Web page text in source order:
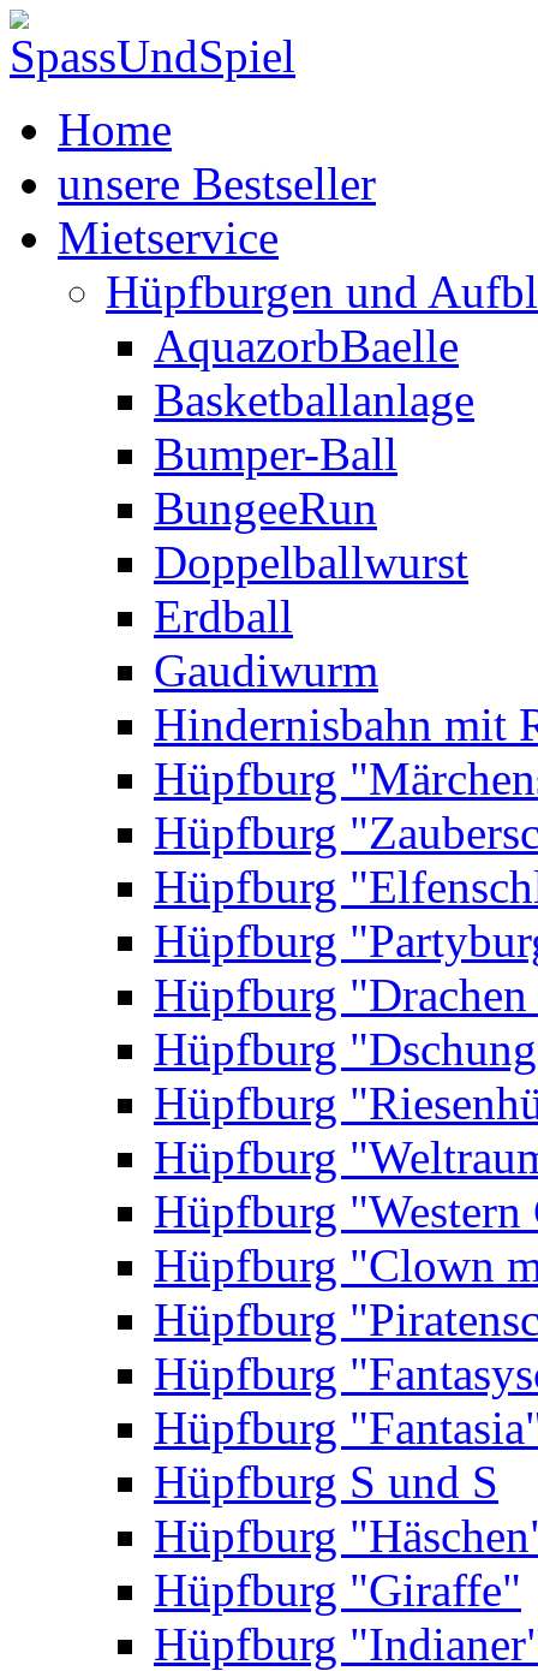
Home
unsere Bestseller
Mietservice
Hüpfburgen und
AquazorbBaelle
Basketballanlage
Bumper-Ball
BungeeRun
Doppelballwurst
Erdball
Gaudiwurm
Hindernisbahn mit
Hüpfburg
Hüpfburg
Hüpfburg
Hüpfburg
Hüpfburg
Hüpfburg
Hüpfburg
Hüpfburg
Hüpfburg
Hüpfburg "Clown
Hüpfburg
Hüpfburg
Hüpfburg
Hüpfburg S und S
Hüpfburg
Hüpfburg "Giraffe"
Hüpfburg